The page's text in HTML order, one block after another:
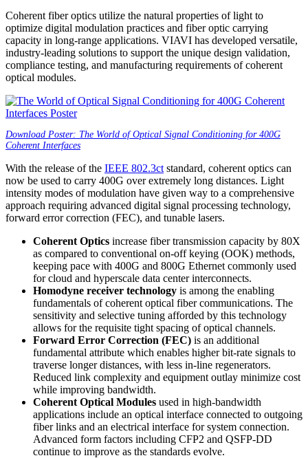
Coherent fiber optics utilize the natural properties of light to
optimize digital modulation practices and fiber optic carrying
capacity in long-range applications. VIAVI has developed versatile,
industry-leading solutions to support the unique design validation,
compliance testing, and manufacturing requirements of coherent
optical modules.
Download Poster: The World of Optical Signal Conditioning for 400G
Coherent Interfaces
With the release of the IEEE 802.3ct standard, coherent optics can
now be used to carry 400G over extremely long distances. Light
intensity modes of modulation have given way to a comprehensive
approach requiring advanced digital signal processing technology,
forward error correction (FEC), and tunable lasers.
Coherent Optics increase fiber transmission capacity by 80X
as compared to conventional on-off keying (OOK) methods,
keeping pace with 400G and 800G Ethernet commonly used
for cloud and hyperscale data center interconnects.
Homodyne receiver technology is among the enabling
fundamentals of coherent optical fiber communications. The
sensitivity and selective tuning afforded by this technology
allows for the requisite tight spacing of optical channels.
Forward Error Correction (FEC) is an additional
fundamental attribute which enables higher bit-rate signals to
traverse longer distances, with less in-line regenerators.
Reduced link complexity and equipment outlay minimize cost
while improving bandwidth.
Coherent Optical Modules used in high-bandwidth
applications include an optical interface connected to outgoing
fiber links and an electrical interface for system connection.
Advanced form factors including CFP2 and QSFP-DD
continue to improve as the standards evolve.